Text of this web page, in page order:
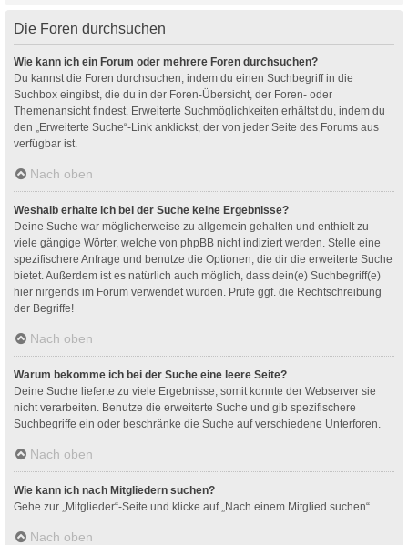
Die Foren durchsuchen
Wie kann ich ein Forum oder mehrere Foren durchsuchen?
Du kannst die Foren durchsuchen, indem du einen Suchbegriff in die
Suchbox eingibst, die du in der Foren-Übersicht, der Foren- oder
Themenansicht findest. Erweiterte Suchmöglichkeiten erhältst du, indem du
den „Erweiterte Suche“-Link anklickst, der von jeder Seite des Forums aus
verfügbar ist.
Nach oben
Weshalb erhalte ich bei der Suche keine Ergebnisse?
Deine Suche war möglicherweise zu allgemein gehalten und enthielt zu
viele gängige Wörter, welche von phpBB nicht indiziert werden. Stelle eine
spezifischere Anfrage und benutze die Optionen, die dir die erweiterte Suche
bietet. Außerdem ist es natürlich auch möglich, dass dein(e) Suchbegriff(e)
hier nirgends im Forum verwendet wurden. Prüfe ggf. die Rechtschreibung
der Begriffe!
Nach oben
Warum bekomme ich bei der Suche eine leere Seite?
Deine Suche lieferte zu viele Ergebnisse, somit konnte der Webserver sie
nicht verarbeiten. Benutze die erweiterte Suche und gib spezifischere
Suchbegriffe ein oder beschränke die Suche auf verschiedene Unterforen.
Nach oben
Wie kann ich nach Mitgliedern suchen?
Gehe zur „Mitglieder“-Seite und klicke auf „Nach einem Mitglied suchen“.
Nach oben